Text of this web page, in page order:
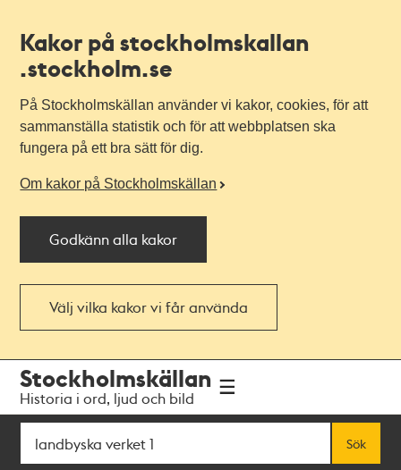
Kakor på stockholmskallan
.stockholm.se
På Stockholmskällan använder vi kakor, cookies, för att
sammanställa statistik och för att webbplatsen ska
fungera på ett bra sätt för dig.
Om kakor på Stockholmskällan
Godkänn alla kakor
Välj vilka kakor vi får använda
navigationen
huvudinnehållet
Stockholmskällan
Historia i ord, ljud och bild
Sök
Sök